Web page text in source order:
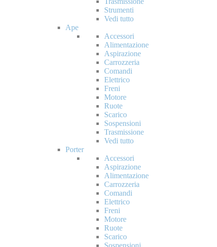
Strumenti
Vedi tutto
Ape
Accessori
Alimentazione
Aspirazione
Carrozzeria
Comandi
Elettrico
Freni
Motore
Ruote
Scarico
Sospensioni
Trasmissione
Vedi tutto
Porter
Accessori
Aspirazione
Alimentazione
Carrozzeria
Comandi
Elettrico
Freni
Motore
Ruote
Scarico
Sospensioni